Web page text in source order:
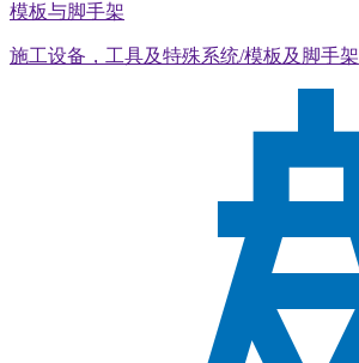
模板与脚手架
施工设备，工具及特殊系统/模板及脚手架